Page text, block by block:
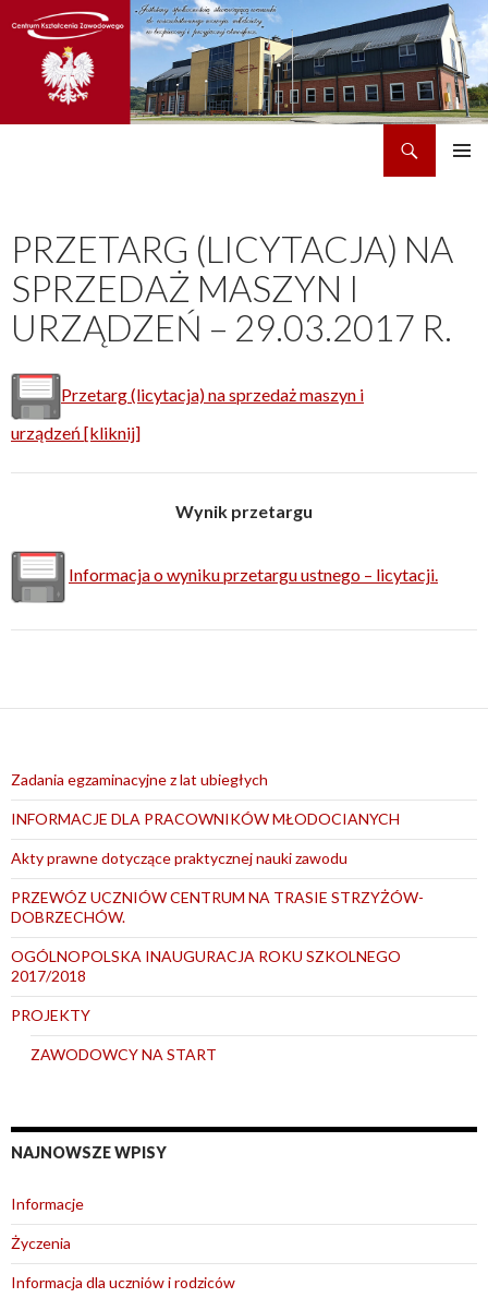
PRZETARG (LICYTACJA) NA
SPRZEDAŻ MASZYN I
URZĄDZEŃ – 29.03.2017 R.
Przetarg (licytacja) na sprzedaż maszyn i
urządzeń [kliknij]
Wynik przetargu
Informacja o wyniku przetargu ustnego – licytacji.
Zadania egzaminacyjne z lat ubiegłych
INFORMACJE DLA PRACOWNIKÓW MŁODOCIANYCH
Akty prawne dotyczące praktycznej nauki zawodu
PRZEWÓZ UCZNIÓW CENTRUM NA TRASIE STRZYŻÓW-
DOBRZECHÓW.
OGÓLNOPOLSKA INAUGURACJA ROKU SZKOLNEGO
2017/2018
PROJEKTY
ZAWODOWCY NA START
NAJNOWSZE WPISY
Informacje
Życzenia
Informacja dla uczniów i rodziców